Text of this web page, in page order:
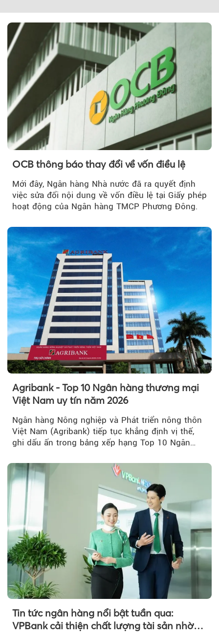
OCB thông báo thay đổi về vốn điều lệ
Mới đây, Ngân hàng Nhà nước đã ra quyết định
việc sửa đổi nội dung về vốn điều lệ tại Giấy phép
hoạt động của Ngân hàng TMCP Phương Đông.
Agribank - Top 10 Ngân hàng thương mại
Việt Nam uy tín năm 2026
Ngân hàng Nông nghiệp và Phát triển nông thôn
Việt Nam (Agribank) tiếp tục khẳng định vị thế,
ghi dấu ấn trong bảng xếp hạng Top 10 Ngân
Tin tức ngân hàng nổi bật tuần qua:
VPBank cải thiện chất lượng tài sản nhờ